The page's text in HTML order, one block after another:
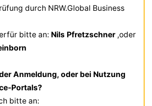
durch NRW.Global Business
bitte an: Nils Pfretzschner ,oder
Anmeldung, oder bei Nutzung
Portals?
bitte an: